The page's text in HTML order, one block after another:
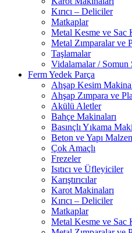
Kırıcı – Deliciler
Matkaplar
Metal Kesme ve Sac
Metal Zımparalar ve
Taşlamalar
Vidalamalar / Somun
Ferm Yedek Parça
Ahşap Kesim
Ahşap Zımpara ve
Akülü Aletler
Bahçe Makinaları
Basınçlı Yıkama
Beton ve Yapı
Çok Amaçlı
Frezeler
Isıtıcı ve Üfleyiciler
Karıştırıcılar
Karot Makinaları
Kırıcı – Deliciler
Matkaplar
Metal Kesme ve Sac